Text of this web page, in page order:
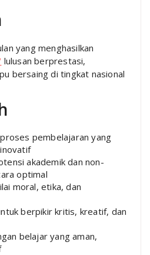
yang menghasilkan
lulusan berprestasi,
bersaing di tingkat nasional
pembelajaran yang
akademik dan non-
optimal
moral, etika, dan
berpikir kritis, kreatif, dan
belajar yang aman,